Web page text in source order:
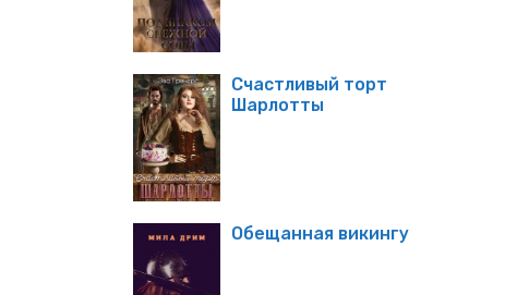
Счастливый торт
Шарлотты
Обещанная викингу